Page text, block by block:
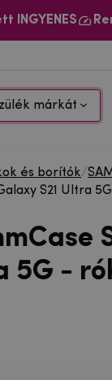
INGYENES
márkát
és borítók/
S21 Ultra
5G -